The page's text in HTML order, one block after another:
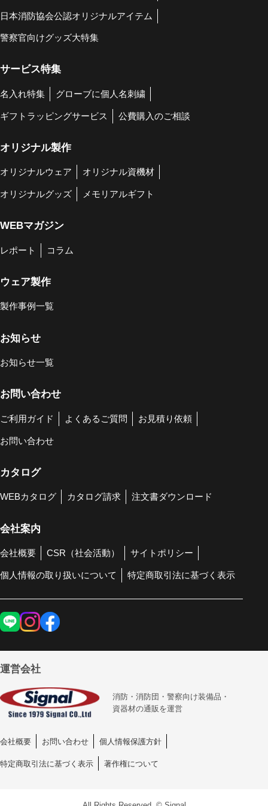
日本消防協会公認オリジナルアイテム
警察官向けグッズ大特集
サービス特集
名入れ特集 グローブに個人名刺繍
ギフトラッピングサービス 公費購入のご相談
オリジナル製作
オリジナルウェア オリジナル資機材
オリジナルグッズ メモリアルギフト
WEBマガジン
レポート コラム
ウェア製作
製作事例一覧
お知らせ
お知らせ一覧
お問い合わせ
ご利用ガイド よくあるご質問 お見積り依頼
お問い合わせ
カタログ
WEBカタログ カタログ請求 注文書ダウンロード
会社案内
会社概要 CSR（社会活動） サイトポリシー
個人情報の取り扱いについて 特定商取引法に基づく表示
運営会社
消防・消防団・警察向け装備品・
資器材の通販を運営
会社概要 お問い合わせ 個人情報保護方針
特定商取引法に基づく表示 著作権について